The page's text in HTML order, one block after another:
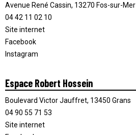
Avenue René Cassin, 13270 Fos-sur-Mer
04 42 11 02 10
Site internet
Facebook
Instagram
Espace Robert Hossein
Boulevard Victor Jauffret, 13450 Grans
04 90 55 71 53
Site internet